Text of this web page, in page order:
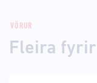
VÖRUR
Fleira fyrir